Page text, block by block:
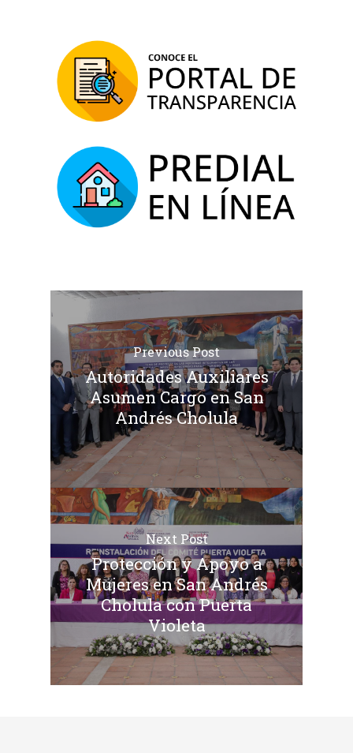
Previous Post
Autoridades Auxiliares
Asumen Cargo en San
Andrés Cholula
Next Post
Protección y Apoyo a
Mujeres en San Andrés
Cholula con Puerta
Violeta